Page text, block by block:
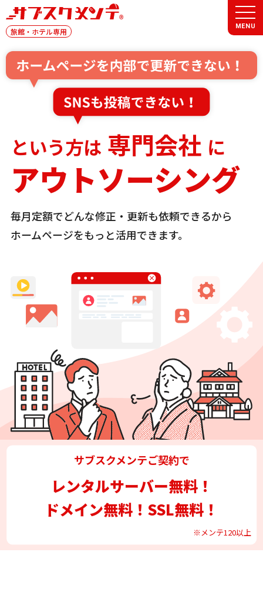
旅館・ホテル専用
MENU
という方は 専門会社 に
アウトソーシング
毎月定額でどんな修正・更新も依頼できるから
ホームページをもっと活用できます。
サブスクメンテご契約で
レンタルサーバー無料！
ドメイン無料！ SSL無料！
※メンテ120以上